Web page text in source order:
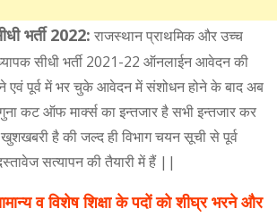
भर्ती 2022: राजस्थान प्राथमिक और उच्च
सीधी भर्ती 2021-22 ऑनलाईन आवेदन की
एवं पूर्व में भर चुके आवेदन में संशोधन होने के बाद अब
गुना कट ऑफ मार्क्स का इन्तजार है सभी इन्तजार कर
खुशखबरी है की जल्द ही विभाग चयन सूची से पूर्व
सत्यापन की तैयारी में हैं ||
व विशेष शिक्षा के पदों को शीघ्र भरने और